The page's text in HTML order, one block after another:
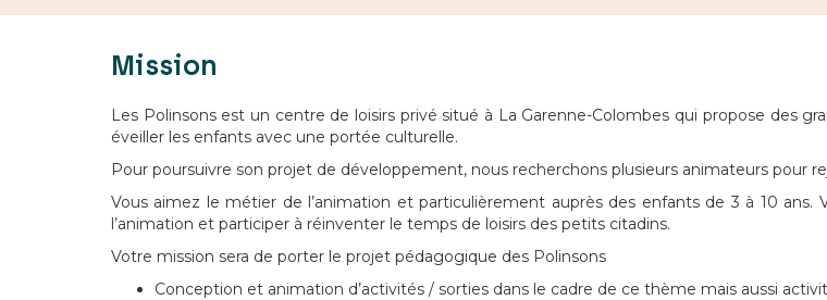
Mission
Les Polinsons est un centre de loisirs privé situé à La Garenne-Colombes qui propose des
éveiller les enfants avec une portée culturelle.
Pour poursuivre son projet de développement, nous recherchons plusieurs animateurs pour
Vous aimez le métier de l’animation et particulièrement auprès des enfants de 3 à 10
l’animation et participer à réinventer le temps de loisirs des petits citadins.
Votre mission sera de porter le projet pédagogique des Polinsons
Conception et animation d’activités / sorties dans le cadre de ce thème mais aussi